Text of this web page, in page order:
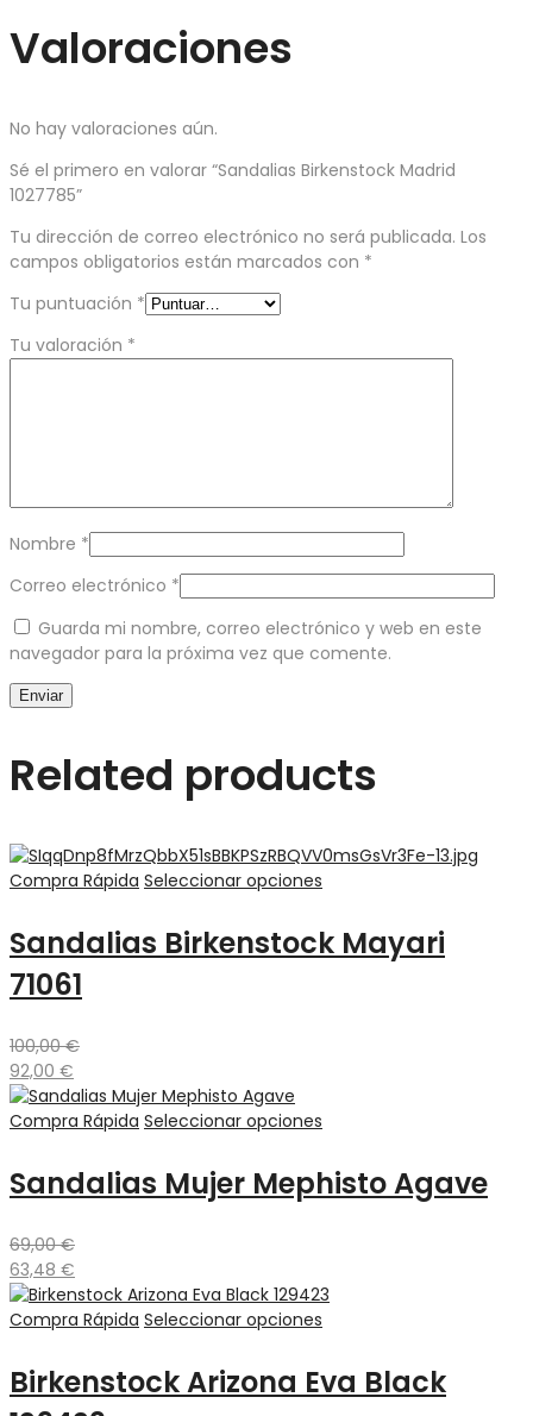
Valoraciones
No hay valoraciones aún.
Sé el primero en valorar “Sandalias Birkenstock Madrid
1027785”
Tu dirección de correo electrónico no será publicada. Los
campos obligatorios están marcados con *
Tu puntuación *
Tu valoración *
Nombre *
Correo electrónico *
Guarda mi nombre, correo electrónico y web en este
navegador para la próxima vez que comente.
Related products
Compra Rápida Seleccionar opciones
Sandalias Birkenstock Mayari
71061
100,00€
92,00 €
Compra Rápida Seleccionar opciones
Sandalias Mujer Mephisto Agave
69,00€
63,48 €
Compra Rápida Seleccionar opciones
Birkenstock Arizona Eva Black